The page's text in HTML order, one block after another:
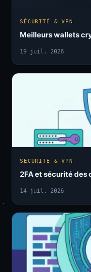
SÉCURITÉ & VPN
Meilleurs wallets
19 juil. 2026
SÉCURITÉ & VPN
2FA et sécurité des
14 juil. 2026